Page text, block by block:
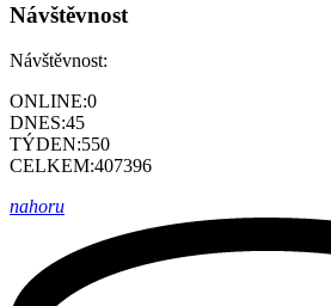
Návštěvnost
Návštěvnost:
ONLINE:0
DNES:45
TÝDEN:550
CELKEM:407396
nahoru